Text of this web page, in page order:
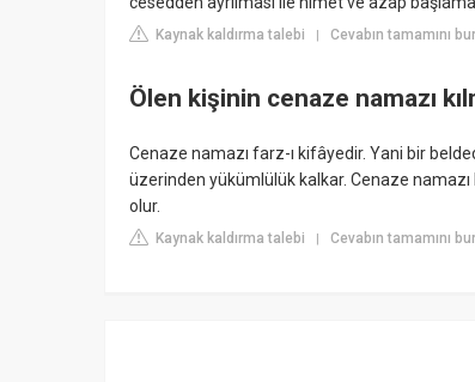
Kaynak kaldırma talebi | Cevabın tamamını
Ölen kişinin cenaze namazı
Cenaze namazı farz-ı kifâyedir. Yani bir
üzerinden yükümlülük kalkar. Cenaze
olur.
Kaynak kaldırma talebi | Cevabın tamamını